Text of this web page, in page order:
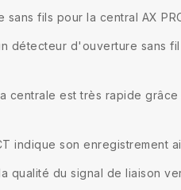
sans fils pour la central AX
détecteur d'ouverture sans
centrale est très rapide
indique son
qualité du signal de liaison